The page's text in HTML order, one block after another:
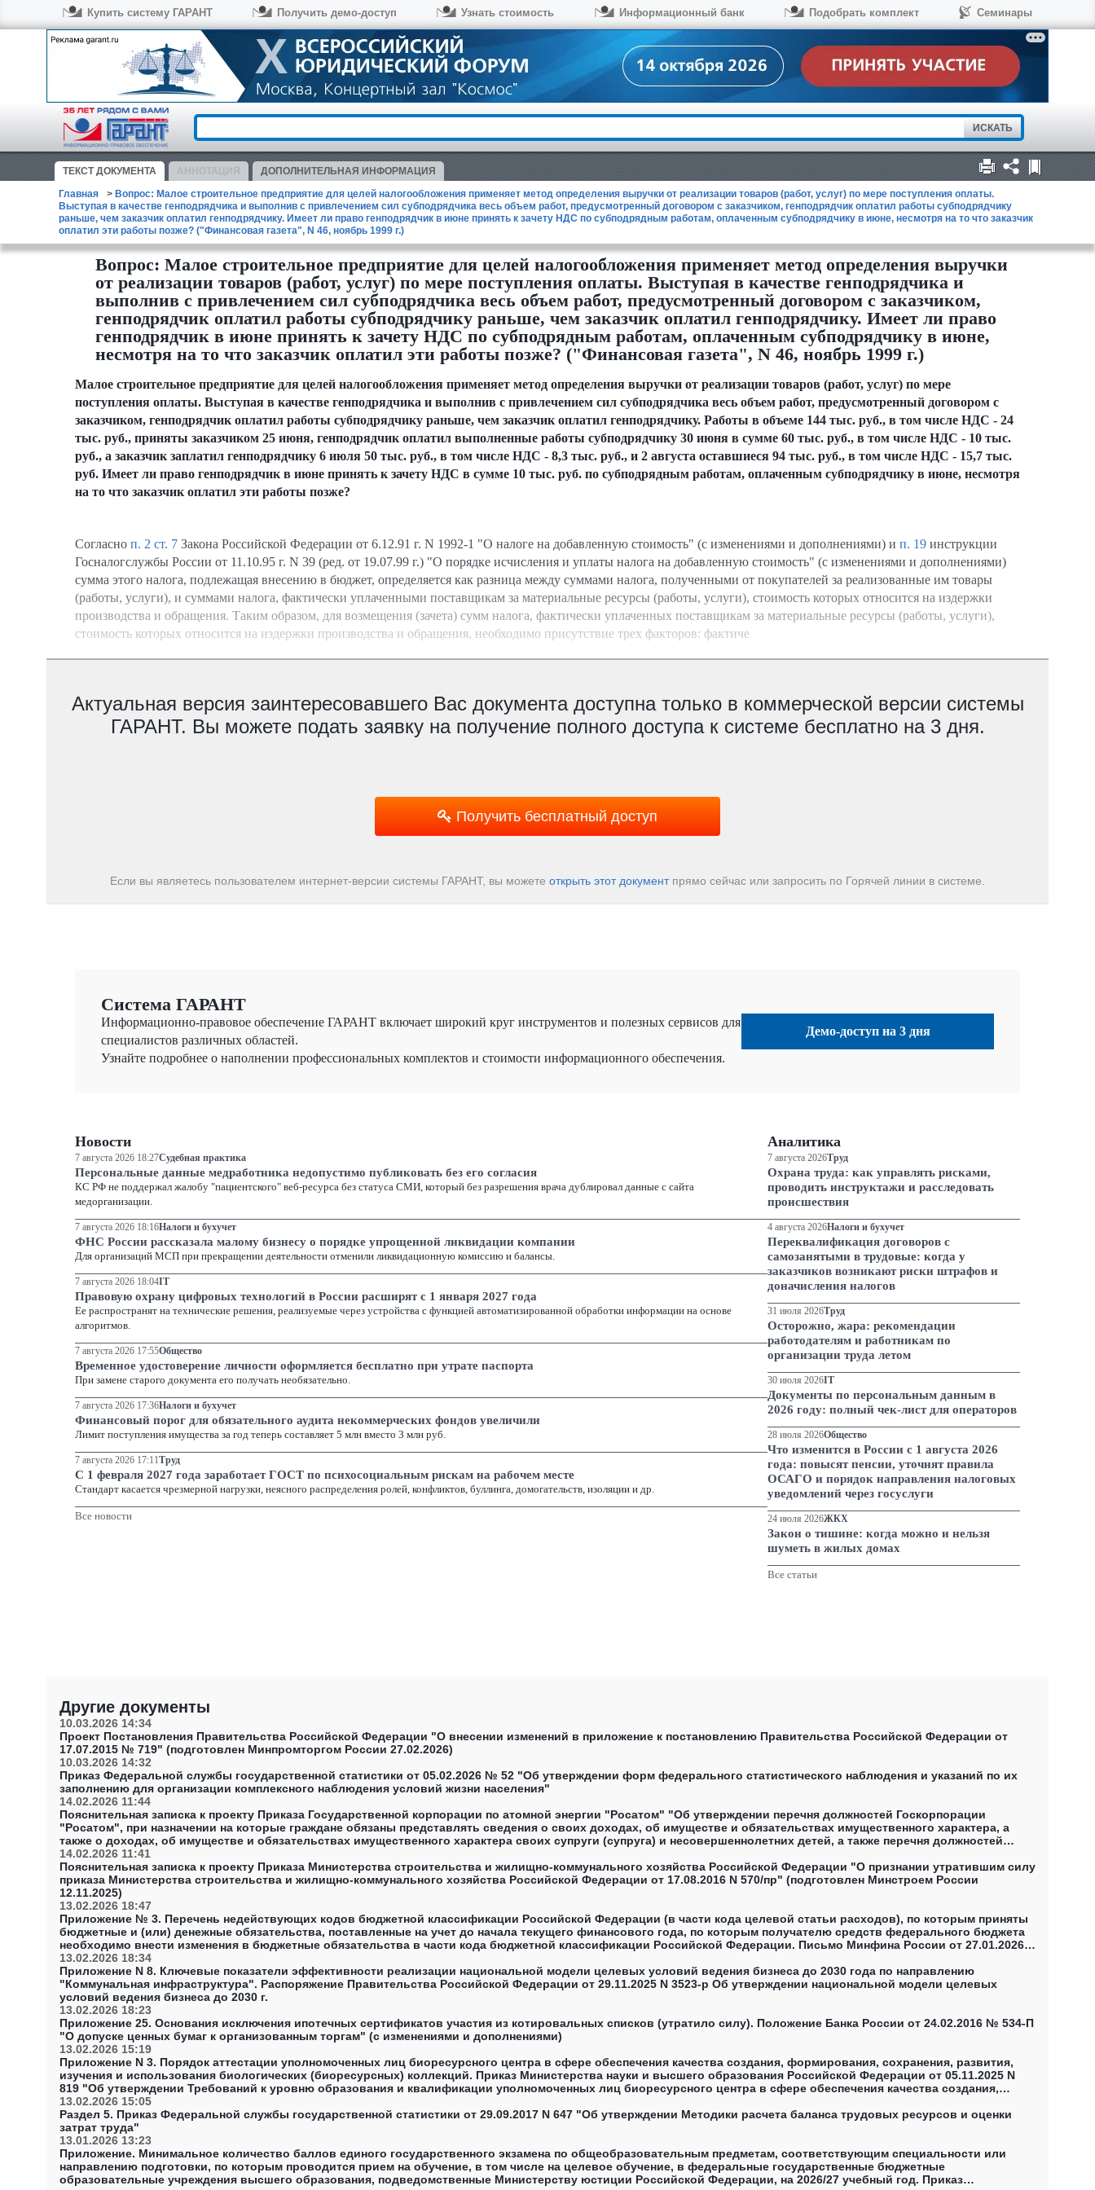
Купить систему ГАРАНТ Получить демо-доступ Узнать стоимость Информационный банк Подобрать комплект Семинары
ТЕКСТДОКУМЕНТА АННОТАЦИЯ
ДОПОЛНИТЕЛЬНАЯ ИНФОРМАЦИЯ
Главная
Вопрос: Малое строительное предприятие для целей налогообложения применяет метод определения выручки от реализации товаров (работ, услуг) по мере поступления оплаты.
Выступая в качестве генподрядчика и выполнив с привлечением сил субподрядчика весь объем работ, предусмотренный договором с заказчиком, генподрядчик оплатил работы субподрядчику
раньше, чем заказчик оплатил генподрядчику. Имеет ли право генподрядчик в июне принять к зачету НДС по субподрядным работам, оплаченным субподрядчику в июне, несмотря на то что заказчик
оплатил эти работы позже? ("Финансовая газета", N 46, ноябрь 1999 г.)
Вопрос: Малое строительное предприятие для целей налогообложения применяет метод определения выручки
от реализации товаров (работ, услуг) по мере поступления оплаты. Выступая в качестве генподрядчика и
выполнив с привлечением сил субподрядчика весь объем работ, предусмотренный договором с заказчиком,
генподрядчик оплатил работы субподрядчику раньше, чем заказчик оплатил генподрядчику. Имеет ли право
генподрядчик в июне принять к зачету НДС по субподрядным работам, оплаченным субподрядчику в июне,
несмотря на то что заказчик оплатил эти работы позже? ("Финансовая газета", N 46, ноябрь 1999 г.)
Малое строительное предприятие для целей налогообложения применяет метод определения выручки от реализации товаров (работ, услуг) по мере
поступления оплаты. Выступая в качестве генподрядчика и выполнив с привлечением сил субподрядчика весь объем работ, предусмотренный договором с
заказчиком, генподрядчик оплатил работы субподрядчику раньше, чем заказчик оплатил генподрядчику. Работы в объеме 144 тыс. руб., в том числе НДС - 24
тыс. руб., приняты заказчиком 25 июня, генподрядчик оплатил выполненные работы субподрядчику 30 июня в сумме 60 тыс. руб., в том числе НДС - 10 тыс.
руб., а заказчик заплатил генподрядчику 6 июля 50 тыс. руб., в том числе НДС - 8,3 тыс. руб., и 2 августа оставшиеся 94 тыс. руб., в том числе НДС - 15,7 тыс.
руб. Имеет ли право генподрядчик в июне принять к зачету НДС в сумме 10 тыс. руб. по субподрядным работам, оплаченным субподрядчику в июне, несмотря
на то что заказчик оплатил эти работы позже?
Согласно п. 2 ст. 7 Закона Российской Федерации от 6.12.91 г. N 1992-1 "О налоге на добавленную стоимость" (с изменениями и дополнениями) и п. 19 инструкции
Госналогслужбы России от 11.10.95 г. N 39 (ред. от 19.07.99 г.) "О порядке исчисления и уплаты налога на добавленную стоимость" (с изменениями и дополнениями)
сумма этого налога, подлежащая внесению в бюджет, определяется как разница между суммами налога, полученными от покупателей за реализованные им товары
(работы, услуги), и суммами налога, фактически уплаченными поставщикам за материальные ресурсы (работы, услуги), стоимость которых относится на издержки
производства и обращения. Таким образом, для возмещения (зачета) сумм налога, фактически уплаченных поставщикам за материальные ресурсы (работы, услуги),
стоимость которых относится на издержки производства и обращения, необходимо присутствие трех факторов: фактиче
Актуальная версия заинтересовавшего Вас документа доступна только в коммерческой версии системы
ГАРАНТ. Вы можете подать заявку на получение полного доступа к системе бесплатно на 3 дня.
Получить бесплатный доступ
Если вы являетесь пользователем интернет-версии системы ГАРАНТ, вы можете открыть этот документпрямо сейчас или запросить по Горячей линии в системе.
Система ГАРАНТ
Информационно-правовое обеспечение ГАРАНТ включает широкий круг инструментов и полезных сервисов для
специалистов различных областей.
Узнайте подробнее о наполнении профессиональных комплектов и стоимости информационного обеспечения.
Демо-доступ на 3 дня
Новости
7 августа 2026 18:27Судебная практика
Персональные данные медработника недопустимо публиковать без его согласия
КС РФ не поддержал жалобу "пациентского" веб-ресурса без статуса СМИ, который без разрешения врача дублировал данные с сайта
медорганизации.
7 августа 2026 18:16Налоги и бухучет
ФНС России рассказала малому бизнесу о порядке упрощенной ликвидации компании
Для организаций МСП при прекращении деятельности отменили ликвидационную комиссию и балансы.
7 августа 2026 18:04IT
Правовую охрану цифровых технологий в России расширят с 1 января 2027 года
Ее распространят на технические решения, реализуемые через устройства с функцией автоматизированной обработки информации на основе
алгоритмов.
7 августа 2026 17:55Общество
Временное удостоверение личности оформляется бесплатно при утрате паспорта
При замене старого документа его получать необязательно.
7 августа 2026 17:36Налоги и бухучет
Финансовый порог для обязательного аудита некоммерческих фондов увеличили
Лимит поступления имущества за год теперь составляет 5 млн вместо 3 млн руб.
7 августа 2026 17:11Труд
С 1 февраля 2027 года заработает ГОСТ по психосоциальным рискам на рабочем месте
Стандарт касается чрезмерной нагрузки, неясного распределения ролей, конфликтов, буллинга, домогательств, изоляции и др.
Все новости
Аналитика
7 августа 2026Труд
Охрана труда: как управлять рисками,
проводить инструктажи и расследовать
происшествия
4 августа 2026Налоги и бухучет
Переквалификация договоров с
самозанятыми в трудовые: когда у
заказчиков возникают риски штрафов и
доначисления налогов
31 июля 2026Труд
Осторожно, жара: рекомендации
работодателям и работникам по
организации труда летом
30 июля 2026IT
Документы по персональным данным в
2026 году: полный чек-лист для операторов
28 июля 2026Общество
Что изменится в России с 1 августа 2026
года: повысят пенсии, уточнят правила
ОСАГО и порядок направления налоговых
уведомлений через госуслуги
24 июля 2026ЖКХ
Закон о тишине: когда можно и нельзя
шуметь в жилых домах
Все статьи
Другие документы
10.03.2026 14:34
Проект Постановления Правительства Российской Федерации "О внесении изменений в приложение к постановлению Правительства Российской Федерации от
17.07.2015 № 719" (подготовлен Минпромторгом России 27.02.2026)
10.03.2026 14:32
Приказ Федеральной службы государственной статистики от 05.02.2026 № 52 "Об утверждении форм федерального статистического наблюдения и указаний по их
заполнению для организации комплексного наблюдения условий жизни населения"
14.02.2026 11:44
Пояснительная записка к проекту Приказа Государственной корпорации по атомной энергии "Росатом" "Об утверждении перечня должностей Госкорпорации
"Росатом", при назначении на которые граждане обязаны представлять сведения о своих доходах, об имуществе и обязательствах имущественного характера, а
также о доходах, об имуществе и обязательствах имущественного характера своих супруги (супруга) и несовершеннолетних детей, а также перечня должностей
Госкорпорации "Росатом", при замещении которых работники Госкорпорации "Росатом" обязаны представлять сведения о своих доходах, расходах, об имуществе
и обязательствах имущественного характера, а также о доходах,.." (подготовлен Госкорпорацией "Росатом" 21.11.2025) (не действует)
14.02.2026 11:41
Пояснительная записка к проекту Приказа Министерства строительства и жилищно-коммунального хозяйства Российской Федерации "О признании утратившим силу
приказа Министерства строительства и жилищно-коммунального хозяйства Российской Федерации от 17.08.2016 N 570/пр" (подготовлен Минстроем России
12.11.2025)
13.02.2026 18:47
Приложение № 3. Перечень недействующих кодов бюджетной классификации Российской Федерации (в части кода целевой статьи расходов), по которым приняты
бюджетные и (или) денежные обязательства, поставленные на учет до начала текущего финансового года, по которым получателю средств федерального бюджета
необходимо внести изменения в бюджетные обязательства в части кода бюджетной классификации Российской Федерации. Письмо Минфина России от 27.01.2026
№ 02-05-07/5352 О внесении изменений в коды бюджетной классификации Российской Федерации по бюджетным (денежным) обязательствам, поставленным на учёт
до начала текущего финансового года
13.02.2026 18:34
Приложение N 8. Ключевые показатели эффективности реализации национальной модели целевых условий ведения бизнеса до 2030 года по направлению
"Коммунальная инфраструктура". Распоряжение Правительства Российской Федерации от 29.11.2025 N 3523-р Об утверждении национальной модели целевых
условий ведения бизнеса до 2030 г.
13.02.2026 18:23
Приложение 25. Основания исключения ипотечных сертификатов участия из котировальных списков (утратило силу). Положение Банка России от 24.02.2016 № 534-П
"О допуске ценных бумаг к организованным торгам" (с изменениями и дополнениями)
13.02.2026 15:19
Приложение N 3. Порядок аттестации уполномоченных лиц биоресурсного центра в сфере обеспечения качества создания, формирования, сохранения, развития,
изучения и использования биологических (биоресурсных) коллекций. Приказ Министерства науки и высшего образования Российской Федерации от 05.11.2025 N
819 "Об утверждении Требований к уровню образования и квалификации уполномоченных лиц биоресурсного центра в сфере обеспечения качества создания,
формирования, сохранения, развития, изучения и использования биологических (биоресурсных) коллекций, Перечня полномочий указанных уполномоченных лиц, а
также Порядка их аттестации"
13.02.2026 15:05
Раздел 5. Приказ Федеральной службы государственной статистики от 29.09.2017 N 647 "Об утверждении Методики расчета баланса трудовых ресурсов и оценки
затрат труда"
13.01.2026 13:23
Приложение. Минимальное количество баллов единого государственного экзамена по общеобразовательным предметам, соответствующим специальности или
направлению подготовки, по которым проводится прием на обучение, в том числе на целевое обучение, в федеральные государственные бюджетные
образовательные учреждения высшего образования, подведомственные Министерству юстиции Российской Федерации, на 2026/27 учебный год. Приказ